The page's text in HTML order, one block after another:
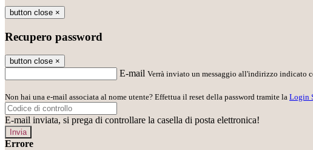
button close ×
Recupero password
button close ×
E-mail Verrà inviato un messaggio all'indirizzo indicato
Non hai una e-mail associata al nome utente? Effettua il reset della password tramite la Login
E-mail inviata, si prega di controllare la casella di posta elettronica!
Errore